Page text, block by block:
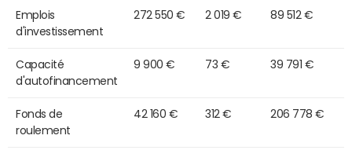
Emplois
d'investissement
272 550 € 2 019 € 89 512 €
Capacité
d'autofinancement
9 900 € 73 € 39 791 €
Fonds de
roulement
42 160 € 312 € 206 778 €